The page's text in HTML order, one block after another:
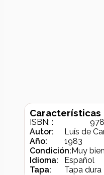
Características
ISBN; :
Autor:
Luís de
Año:
1983
Condición:Muy bien
Idioma:
Español
Tapa:
Tapa dura